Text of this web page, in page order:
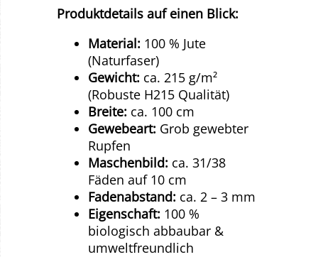
Produktdetails auf einen Blick:
Material: 100 % Jute
(Naturfaser)
Gewicht: ca. 215 g/m²
(Robuste H215 Qualität)
Breite: ca. 100 cm
Gewebeart: Grob gewebter
Rupfen
Maschenbild: ca. 31/38
Fäden auf 10 cm
Fadenabstand: ca. 2 – 3 mm
Eigenschaft: 100 %
biologisch abbaubar &
umweltfreundlich